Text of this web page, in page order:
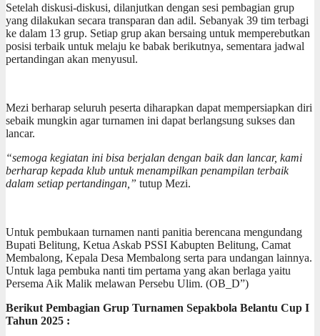
Setelah diskusi-diskusi, dilanjutkan dengan sesi pembagian grup
yang dilakukan secara transparan dan adil. Sebanyak 39 tim terbagi
ke dalam 13 grup. Setiap grup akan bersaing untuk memperebutkan
posisi terbaik untuk melaju ke babak berikutnya, sementara jadwal
pertandingan akan menyusul.
Mezi berharap seluruh peserta diharapkan dapat mempersiapkan diri
sebaik mungkin agar turnamen ini dapat berlangsung sukses dan
lancar.
“semoga kegiatan ini bisa berjalan dengan baik dan lancar, kami
berharap kepada klub untuk menampilkan penampilan terbaik
dalam setiap pertandingan,” tutup Mezi.
Untuk pembukaan turnamen nanti panitia berencana mengundang
Bupati Belitung, Ketua Askab PSSI Kabupten Belitung, Camat
Membalong, Kepala Desa Membalong serta para undangan lainnya.
Untuk laga pembuka nanti tim pertama yang akan berlaga yaitu
Persema Aik Malik melawan Persebu Ulim. (OB_D”)
Berikut Pembagian Grup Turnamen Sepakbola Belantu Cup I
Tahun 2025 :